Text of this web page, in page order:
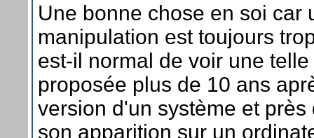
Une bonne chose en soi car
manipulation est toujours
est-il normal de voir une
proposée plus de 10 ans
version d'un système et
son apparition sur un